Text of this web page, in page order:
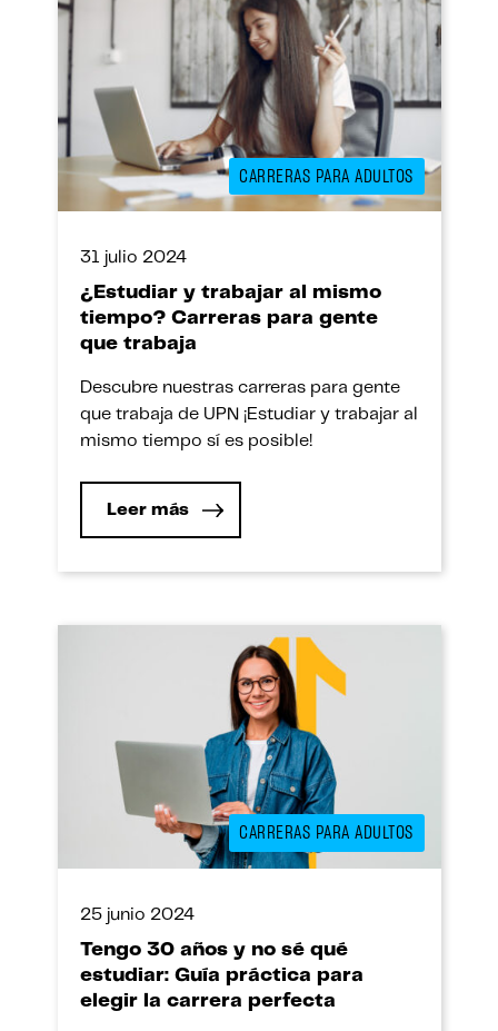
CARRERAS PARA ADULTOS
31 julio 2024
¿Estudiar y trabajar al mismo
tiempo? Carreras para gente
que trabaja
Descubre nuestras carreras para gente
que trabaja de UPN ¡Estudiar y trabajar al
mismo tiempo sí es posible!
Leer más
CARRERAS PARA ADULTOS
25 junio 2024
Tengo 30 años y no sé qué
estudiar: Guía práctica para
elegir la carrera perfecta